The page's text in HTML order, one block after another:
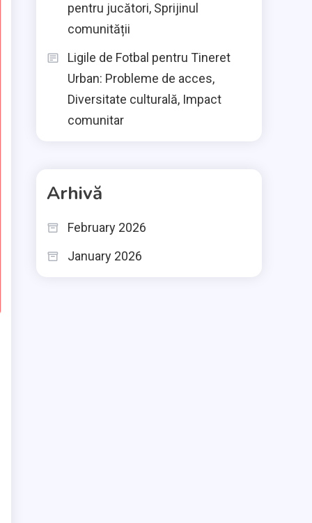
pentru jucători, Sprijinul
comunității
Ligile de Fotbal pentru Tineret
Urban: Probleme de acces,
Diversitate culturală, Impact
comunitar
Arhivă
February 2026
January 2026